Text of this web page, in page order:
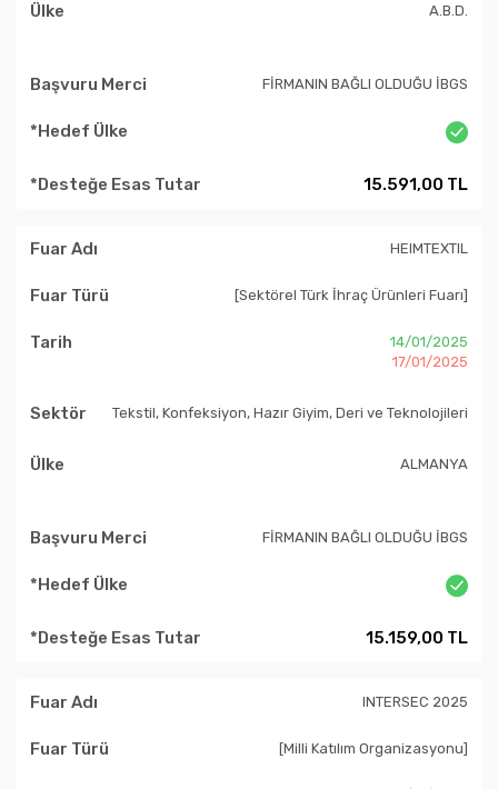
A.B.D.
FİRMANIN BAĞLI OLDUĞU İBGS
15.591,00 TL
HEIMTEXTIL
[Sektörel Türk İhraç Ürünleri Fuarı]
14/01/2025
17/01/2025
Tekstil, Konfeksiyon, Hazır Giyim, Deri ve Teknolojileri
ALMANYA
FİRMANIN BAĞLI OLDUĞU İBGS
15.159,00 TL
INTERSEC 2025
[Milli Katılım Organizasyonu]